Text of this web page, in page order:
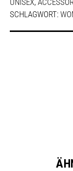
SCHLAGWORT: